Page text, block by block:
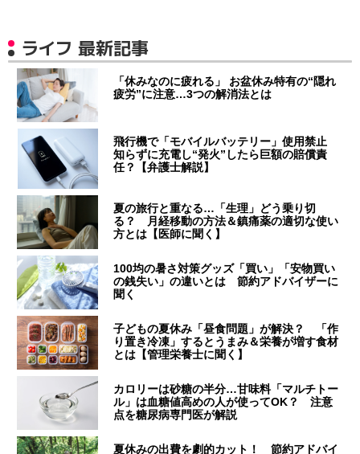
ライフ 最新記事
「休みなのに疲れる」 お盆休み特有の“隠れ
疲労”に注意…3つの解消法とは
飛行機で「モバイルバッテリー」使用禁止
知らずに充電し“発火”したら巨額の賠償責
任？【弁護士解説】
夏の旅行と重なる…「生理」どう乗り切
る？ 月経移動の方法＆鎮痛薬の適切な使い
方とは【医師に聞く】
100均の暑さ対策グッズ「買い」「安物買い
の銭失い」の違いとは 節約アドバイザーに
聞く
子どもの夏休み「昼食問題」が解決？ 「作
り置き冷凍」するとうまみ＆栄養が増す食材
とは【管理栄養士に聞く】
カロリーは砂糖の半分…甘味料「マルチトー
ル」は血糖値高めの人が使ってOK？ 注意
点を糖尿病専門医が解説
夏休みの出費を劇的カット！ 節約アドバイ